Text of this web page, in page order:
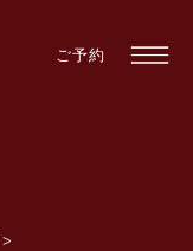
ご予約
>